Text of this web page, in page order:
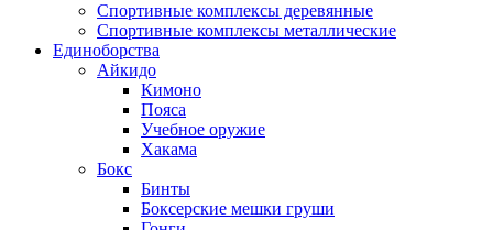
Спортивные комплексы деревянные
Спортивные комплексы металлические
Единоборства
Айкидо
Кимоно
Пояса
Учебное оружие
Хакама
Бокс
Бинты
Боксерские мешки груши